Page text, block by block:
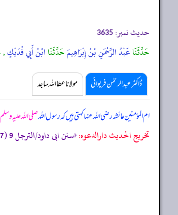
حدیث نمبر: 3635
حَدَّثَنَاعَبْدُ الرَّحْمَنِ بْنُ إِبْرَاهِيمَحَدَّثَنَاابْنُ أَبِي فُدَيْكٍ,
ڈاکٹر عبدالرحمٰن فریوائی مولانا عطا اللہ ساجد
ام المؤمنین عائشہ رضی اللہ عنہا کہتی ہیں کہرسول اللہصلی اللہ علیہ وسلم
تخریج الحدیث دارالدعوہ:«سنن ابی داود/الترجل 9 (4187)، سنن الترمذی/اللباس 21 (1755)، (تحفة الأشراف: 17019)، وقد أخرجہ: مسند احمد (6/108، 118) (حسن صحیح)»